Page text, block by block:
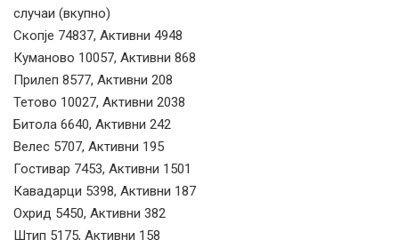
случаи (вкупно)
Скопје 74837, Активни 4948
Куманово 10057, Активни 868
Прилеп 8577, Активни 208
Тетово 10027, Активни 2038
Битола 6640, Активни 242
Велес 5707, Активни 195
Гостивар 7453, Активни 1501
Кавадарци 5398, Активни 187
Охрид 5450, Активни 382
Штип 5175, Активни 158